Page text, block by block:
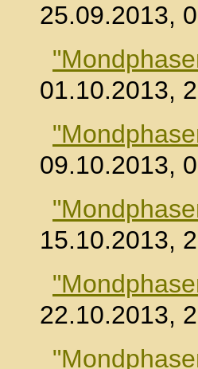
25.09.2013,
01.10.2013,
09.10.2013,
15.10.2013,
22.10.2013,